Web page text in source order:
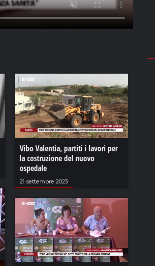
Vibo Valentia, partiti i lavori per
la costruzione del nuovo
ospedale
21 settembre 2023